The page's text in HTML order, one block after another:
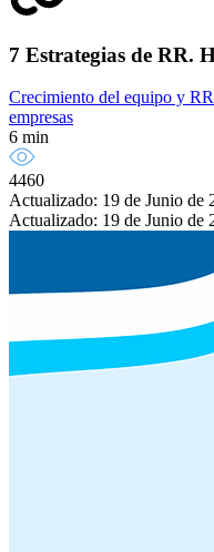
7 Estrategias de RR.
Crecimiento del equipo y
empresas
6 min
4460
Actualizado: 19 de Junio de
Actualizado: 19 de Junio de